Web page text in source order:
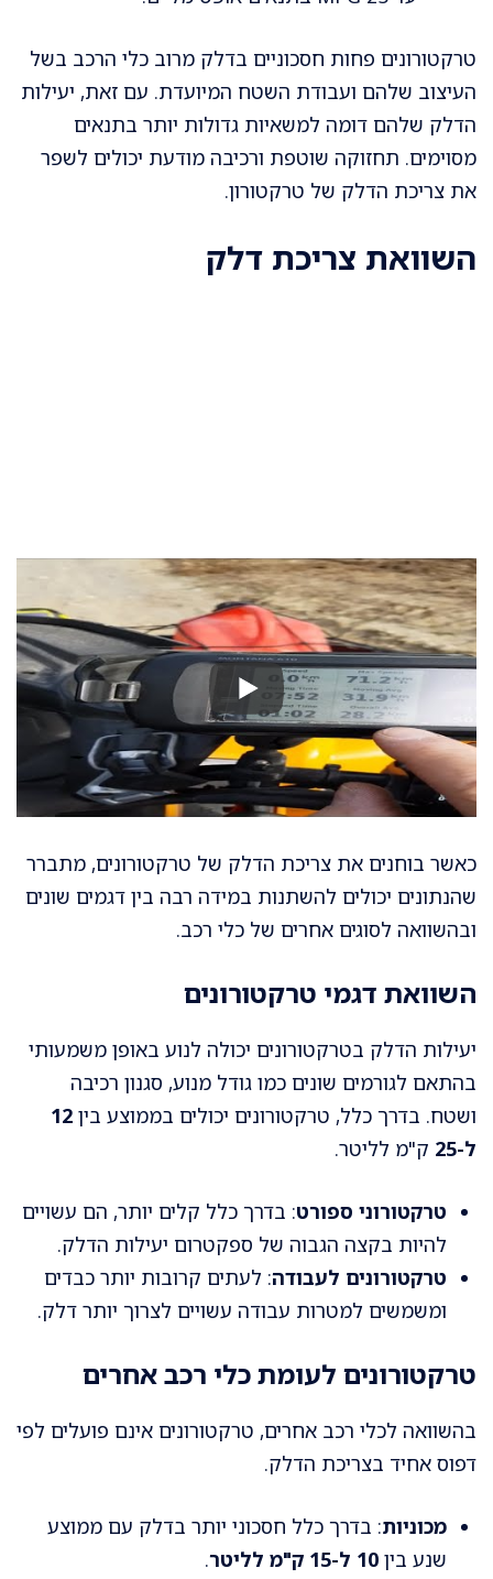
טרקטורונים פחות חסכוניים בדלק מרוב כלי הרכב בשל
העיצוב שלהם ועבודת השטח המיועדת. עם זאת, יעילות
הדלק שלהם דומה למשאיות גדולות יותר בתנאים
מסוימים. תחזוקה שוטפת ורכיבה מודעת יכולים לשפר
את צריכת הדלק של טרקטורון.
השוואת צריכת דלק
כאשר בוחנים את צריכת הדלק של טרקטורונים, מתברר
שהנתונים יכולים להשתנות במידה רבה בין דגמים שונים
ובהשוואה לסוגים אחרים של כלי רכב.
השוואת דגמי טרקטורונים
יעילות הדלק בטרקטורונים יכולה לנוע באופן משמעותי
בהתאם לגורמים שונים כמו גודל מנוע, סגנון רכיבה
ושטח. בדרך כלל, טרקטורונים יכולים בממוצע בין 12
ל-25
ק"מ לליטר.
טרקטורוני ספורט: בדרך כלל קלים יותר, הם עשויים
להיות בקצה הגבוה של ספקטרום יעילות הדלק.
טרקטורונים לעבודה: לעתים קרובות יותר כבדים
ומשמשים למטרות עבודה עשויים לצרוך יותר דלק.
טרקטורונים לעומת כלי רכב אחרים
בהשוואה לכלי רכב אחרים, טרקטורונים אינם פועלים לפי
דפוס אחיד בצריכת הדלק.
מכוניות: בדרך כלל חסכוני יותר בדלק עם ממוצע
שנע בין 10 ל-15 ק"מ לליטר
.